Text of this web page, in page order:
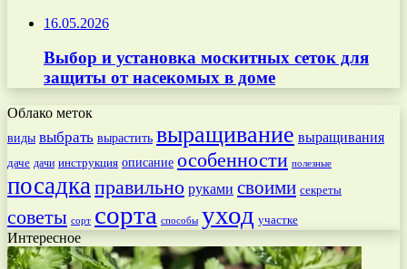
16.05.2026
Выбор и установка москитных сеток для
защиты от насекомых в доме
Облако меток
виды выбрать вырастить выращивание выращивания
даче дачи инструкция описание особенности полезные
посадкаправильно руками своими секреты
советы сорт сорта способы уход участке
Интересное